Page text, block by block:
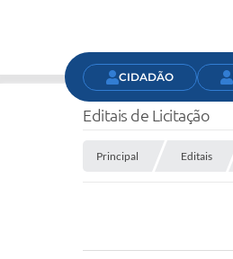
CIDADÃO
Editais de Licitação
Principal Editais